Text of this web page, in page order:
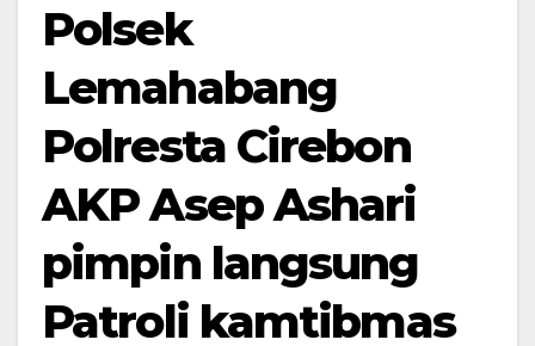
Polsek
Lemahabang
Polresta Cirebon
AKP Asep Ashari
pimpin langsung
Patroli kamtibmas